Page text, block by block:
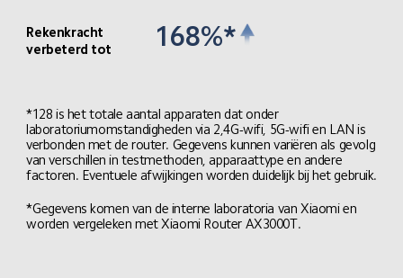
Rekenkracht
verbeterd tot
168%*
*128 is het totale aantal apparaten dat onder
laboratoriumomstandigheden via 2,4G-wifi, 5G-wifi en LAN is
verbonden met de router. Gegevens kunnen variëren als gevolg
van verschillen in testmethoden, apparaattype en andere
factoren. Eventuele afwijkingen worden duidelijk bij het gebruik.
*Gegevens komen van de interne laboratoria van Xiaomi en
worden vergeleken met Xiaomi Router AX3000T.